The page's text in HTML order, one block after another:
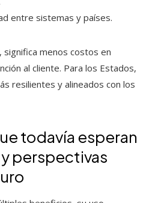
entre sistemas y países.
significa menos costos en
al cliente. Para los Estados,
resilientes y alineados con los
todavía esperan
perspectivas